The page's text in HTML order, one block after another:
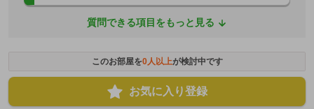
質問できる項目をもっと見る
このお部屋を0人以上が検討中です
お気に入り登録